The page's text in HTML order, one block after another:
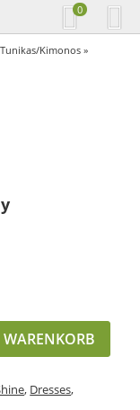
0
Tunikas/Kimonos »
, Dresses,